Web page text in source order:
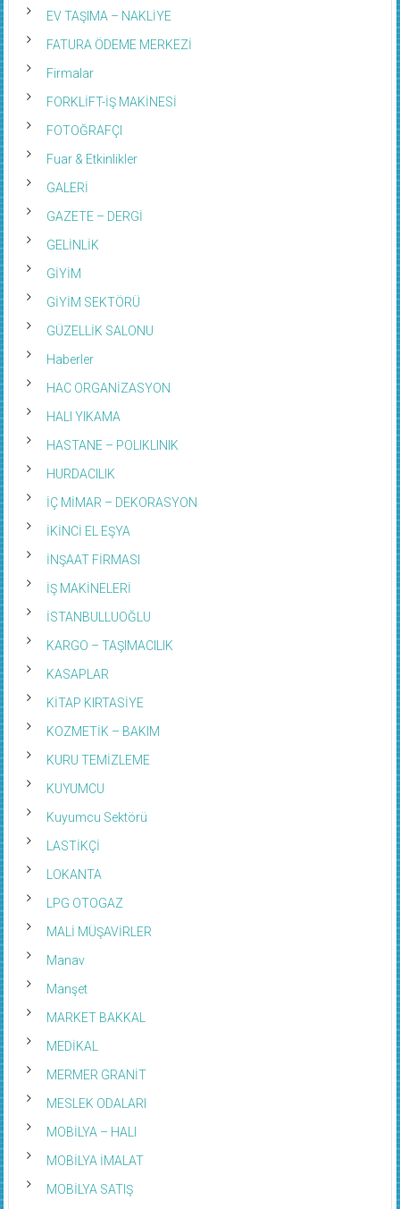
EV TAŞIMA – NAKLİYE
FATURA ÖDEME MERKEZİ
Firmalar
FORKLİFT-İŞ MAKİNESİ
FOTOĞRAFÇI
Fuar & Etkinlikler
GALERİ
GAZETE – DERGİ
GELİNLİK
GİYİM
GİYİM SEKTÖRÜ
GÜZELLİK SALONU
Haberler
HAC ORGANİZASYON
HALI YIKAMA
HASTANE – POLIKLINIK
HURDACILIK
İÇ MİMAR – DEKORASYON
İKİNCİ EL EŞYA
İNŞAAT FİRMASI
İŞ MAKİNELERİ
İSTANBULLUOĞLU
KARGO – TAŞIMACILIK
KASAPLAR
KİTAP KIRTASİYE
KOZMETİK – BAKIM
KURU TEMİZLEME
KUYUMCU
Kuyumcu Sektörü
LASTİKÇİ
LOKANTA
LPG OTOGAZ
MALİ MÜŞAVİRLER
Manav
Manşet
MARKET BAKKAL
MEDİKAL
MERMER GRANİT
MESLEK ODALARI
MOBİLYA – HALI
MOBİLYA İMALAT
MOBİLYA SATIŞ